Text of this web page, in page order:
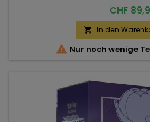
Preis
CHF
 In den
 Nur noch wenige